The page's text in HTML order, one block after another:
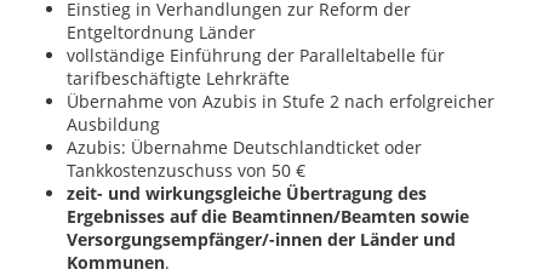
Einstieg in Verhandlungen zur Reform der
Entgeltordnung Länder
vollständige Einführung der Paralleltabelle für
tarifbeschäftigte Lehrkräfte
Übernahme von Azubis in Stufe 2 nach erfolgreicher
Ausbildung
Azubis: Übernahme Deutschlandticket oder
Tankkostenzuschuss von 50 €
zeit- und wirkungsgleiche Übertragung des
Ergebnisses auf die Beamtinnen/Beamten sowie
Versorgungsempfänger/-innen der Länder und
Kommunen.